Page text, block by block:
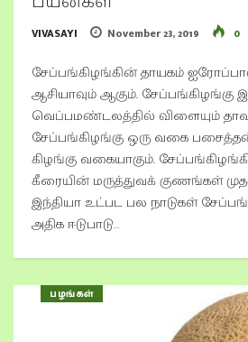
VIVASAYI November 23, 2019 0
சேப்பங்கிழங்கின் தாயகம்
ஆசியாவும் ஆகும். சேப்பங்கிழங்கு
வெப்பமண்டலத்தில் விளையும்
சேப்பங்கிழங்கு ஒரு வகை
கிழங்கு வகையாகும்.
கீரையின் மருத்துவக் குணங்கள்
இந்தியா உட்பட பல நாடுகள்
அதிக ஈடுபாடு…
பழங்கள்